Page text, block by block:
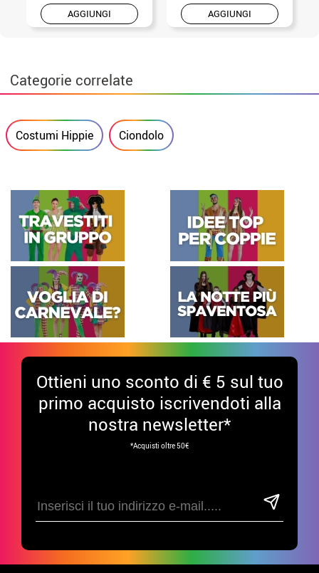
AGGIUNGI AGGIUNGI
Categorie correlate
Costumi Hippie Ciondolo
Ottieni uno sconto di € 5 sul tuo
primo acquisto iscrivendoti alla
nostra newsletter*
*Acquisti oltre 50€